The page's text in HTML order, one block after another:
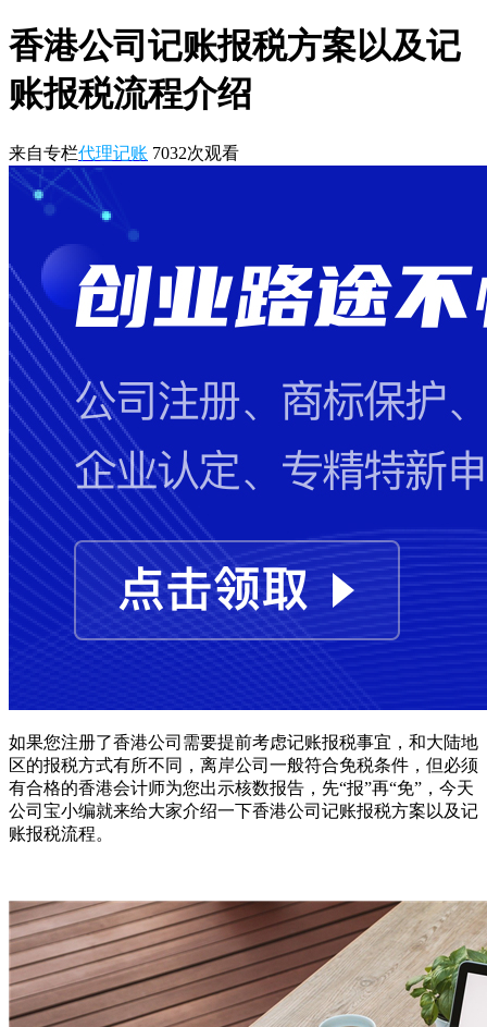
香港公司记账报税方案以及记
账报税流程介绍
来自专栏代理记账 7032次观看
如果您注册了香港公司需要提前考虑记账报税事宜，和大陆地
区的报税方式有所不同，离岸公司一般符合免税条件，但必须
有合格的香港会计师为您出示核数报告，先“报”再“免”，今天
公司宝小编就来给大家介绍一下香港公司记账报税方案以及记
账报税流程。